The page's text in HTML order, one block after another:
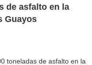
de asfalto en la
Guayos